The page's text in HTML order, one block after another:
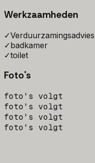
Werkzaamheden
✓
✓badkamer
✓toilet
Foto's
foto's volgt
foto's volgt
foto's volgt
foto's volgt